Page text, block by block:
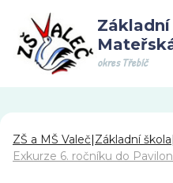
okres Třebíč
ZŠ a MŠ Valeč|Základní škola|
Exkurze 6. ročníku do